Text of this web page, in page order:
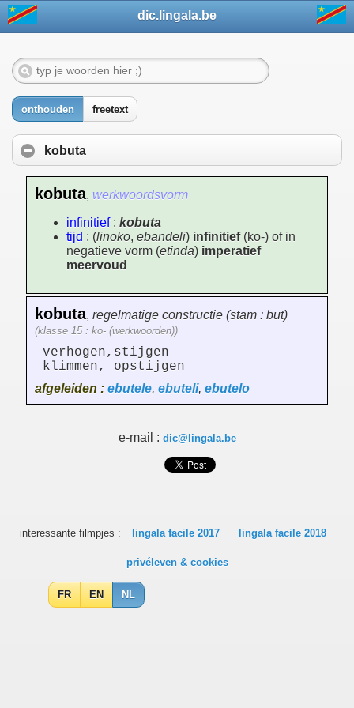
dic.lingala.be
onthouden freetext
kobuta
kobuta, werkwoordsvorm
infinitief: kobuta
tijd : (linoko, ebandeli) infinitief(ko-) of in
negatieve vorm (etinda) imperatief
meervoud
kobuta, regelmatige constructie (stam : but)
(klasse 15 : ko- (werkwoorden))
verhogen,stijgen
klimmen, opstijgen
afgeleiden : ebutele, ebuteli, ebutelo
e-mail : dic@lingala.be
interessante filmpjes : lingala facile 2017 lingala facile 2018
privéleven & cookies
FR EN NL